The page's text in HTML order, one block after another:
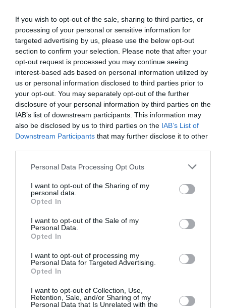
If you wish to opt-out of the sale, sharing to third parties, or
processing of your personal or sensitive information for
targeted advertising by us, please use the below opt-out
section to confirm your selection. Please note that after your
opt-out request is processed you may continue seeing
interest-based ads based on personal information utilized by
us or personal information disclosed to third parties prior to
your opt-out. You may separately opt-out of the further
disclosure of your personal information by third parties on the
IAB’s list of downstream participants. This information may
also be disclosed by us to third parties on the IAB’s List of
Downstream Participants that may further disclose it to other
Personal Data Processing Opt Outs
I want to opt-out of the Sharing of my
personal data.
Opted In
I want to opt-out of the Sale of my
Personal Data.
Opted In
I want to opt-out of processing my
Personal Data for Targeted Advertising.
Opted In
I want to opt-out of Collection, Use,
Retention, Sale, and/or Sharing of my
Personal Data that Is Unrelated with the